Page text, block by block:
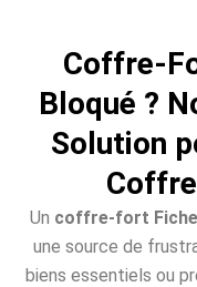
Coffre-
Bloqué ?
Solution
Un coffre-fort
une source de
biens essentiels ou